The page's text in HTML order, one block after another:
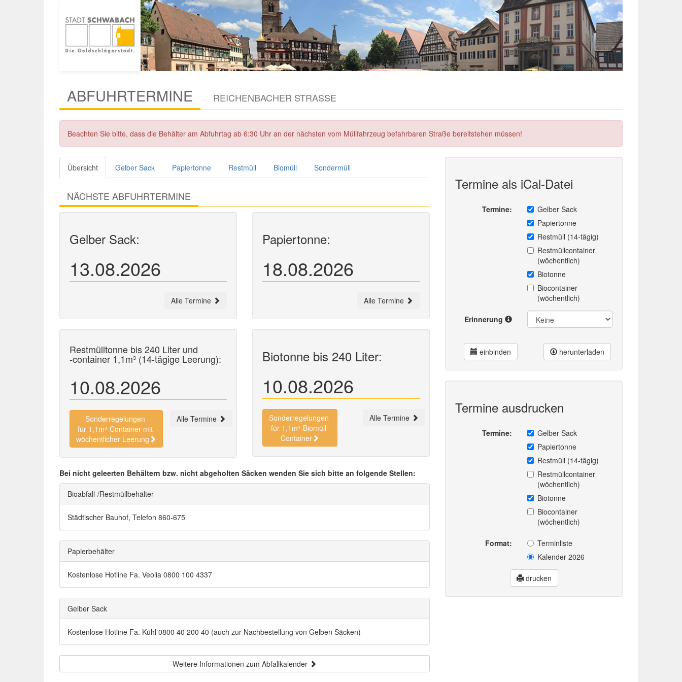
ABFUHRTERMINE REICHENBACHER STRASSE
Beachten Sie bitte, dass die Behälter am Abfuhrtag ab 6:30 Uhr an der nächsten vom Müllfahrzeug befahrbaren Straße bereitstehen müssen!
Übersicht Gelber Sack Papiertonne Restmüll Biomüll Sondermüll
NÄCHSTE ABFUHRTERMINE
Gelber Sack:
13.08.2026
Alle Termine
Papiertonne:
18.08.2026
Alle Termine
Restmülltonne bis 240 Liter und
-container 1,1m³ (14-tägige Leerung):
10.08.2026
Sonderregelungen
für 1,1m³-Container mit
wöchentlicher Leerung
Alle Termine
Biotonne bis 240 Liter:
10.08.2026
Sonderregelungen
für 1,1m³-Biomüll-
Container
Alle Termine
Bei nicht geleerten Behältern bzw. nicht abgeholten Säcken wenden Sie sich bitte an folgende Stellen:
Bioabfall-/Restmüllbehälter
Städtischer Bauhof, Telefon 860-675
Papierbehälter
Kostenlose Hotline Fa. Veolia 0800 100 4337
Gelber Sack
Kostenlose Hotline Fa. Kühl 0800 40 200 40 (auch zur Nachbestellung von Gelben Säcken)
Weitere Informationen zum Abfallkalender
Termine als iCal-Datei
Termine:
Gelber Sack
Papiertonne
Restmüll (14-tägig)
Restmüllcontainer
(wöchentlich)
Biotonne
Biocontainer
(wöchentlich)
Erinnerung
einbinden herunterladen
Termine ausdrucken
Termine:
Gelber Sack
Papiertonne
Restmüll (14-tägig)
Restmüllcontainer
(wöchentlich)
Biotonne
Biocontainer
(wöchentlich)
Format:
Terminliste
Kalender 2026
drucken